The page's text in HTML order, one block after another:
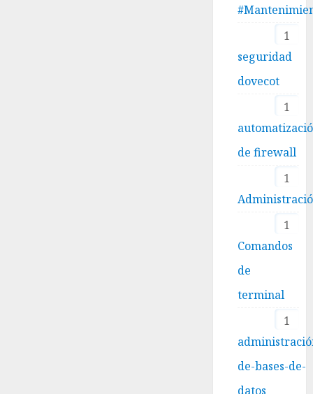
1
seguridad
dovecot
1
de firewall
1
1
Comandos
de
terminal
1
de-bases-de-
datos